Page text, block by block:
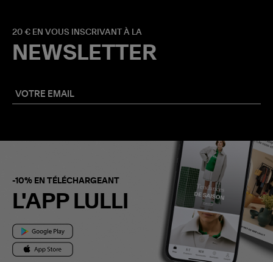
20 € EN VOUS INSCRIVANT À LA
NEWSLETTER
-10% EN TÉLÉCHARGEANT
L'APP LULLI